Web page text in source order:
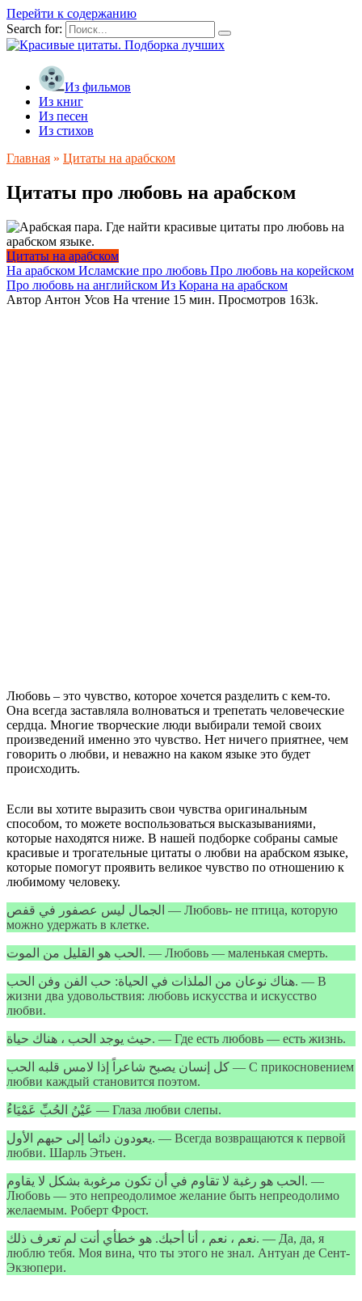
Перейти к содержанию
Search for:
Из фильмов
Из книг
Из песен
Из стихов
Главная » Цитаты на арабском
Цитаты про любовь на арабском
Цитаты на арабском
На арабском Исламские про любовь Про любовь на корейском
Про любовь на английском Из Корана на арабском
Автор Антон Усов На чтение 15 мин. Просмотров 163k.
Любовь – это чувство, которое хочется разделить с кем-то.
Она всегда заставляла волноваться и трепетать человеческие
сердца. Многие творческие люди выбирали темой своих
произведений именно это чувство. Нет ничего приятнее, чем
говорить о любви, и неважно на каком языке это будет
происходить.
Если вы хотите выразить свои чувства оригинальным
способом, то можете воспользоваться высказываниями,
которые находятся ниже. В нашей подборке собраны самые
красивые и трогательные цитаты о любви на арабском языке,
которые помогут проявить великое чувство по отношению к
любимому человеку.
الجمال ليس عصفور في قفص — Любовь- не птица, которую
можно удержать в клетке.
الحب هو القليل من الموت. — Любовь — маленькая смерть.
هناك نوعان من الملذات في الحياة: حب الفن وفن الحب. — В
жизни два удовольствия: любовь искусства и искусство
любви.
حيث يوجد الحب ، هناك حياة. — Где есть любовь — есть жизнь.
كل إنسان يصبح شاعراً إذا لامس قلبه الحب — С прикосновением
любви каждый становится поэтом.
عَيْنُ الحُبِّ عَمْيَاءُ — Глаза любви слепы.
يعودون دائما إلى حبهم الأول. — Всегда возвращаются к первой
любви. Шарль Этьен.
الحب هو رغبة لا تقاوم في أن تكون مرغوبة بشكل لا يقاوم. —
Любовь — это непреодолимое желание быть непреодолимо
желаемым. Роберт Фрост.
نعم ، نعم ، أنا أحبك. هو خطأي أنت لم تعرف ذلك. — Да, да, я
люблю тебя. Моя вина, что ты этого не знал. Антуан де Сент-
Экзюпери.